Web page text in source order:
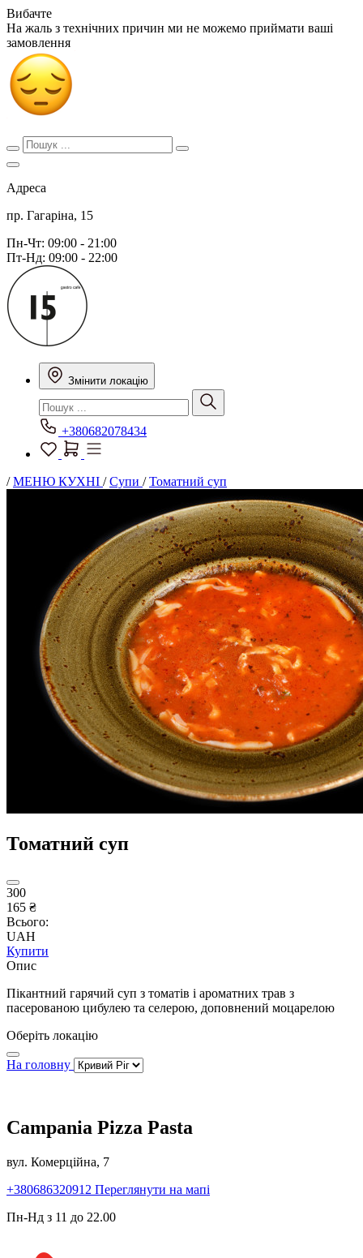
Вибачте
На жаль з технічних причин ми не можемо приймати ваші
замовлення
Адреса
пр. Гагаріна, 15
Пн-Чт: 09:00 - 21:00
Пт-Нд: 09:00 - 22:00
Змінити локацію
+380682078434
/МЕНЮ КУХНІ /Супи /Томатний суп
Томатний суп
300
165 ₴
Всього:
UAH
Купити
Опис
Пікантний гарячий суп з томатів і ароматних трав з
пасерованою цибулею та селерою, доповнений моцарелою
Оберіть локацію
На головну
Campania Pizza Pasta
вул. Комерційна, 7
+380686320912 Переглянути на мапі
Пн-Нд з 11 до 22.00